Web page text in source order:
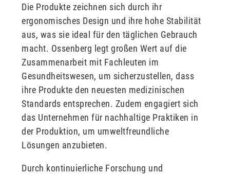
Die Produkte zeichnen sich durch ihr
ergonomisches Design und ihre hohe Stabilität
aus, was sie ideal für den täglichen Gebrauch
macht. Ossenberg legt großen Wert auf die
Zusammenarbeit mit Fachleuten im
Gesundheitswesen, um sicherzustellen, dass
ihre Produkte den neuesten medizinischen
Standards entsprechen. Zudem engagiert sich
das Unternehmen für nachhaltige Praktiken in
der Produktion, um umweltfreundliche
Lösungen anzubieten.
Durch kontinuierliche Forschung und